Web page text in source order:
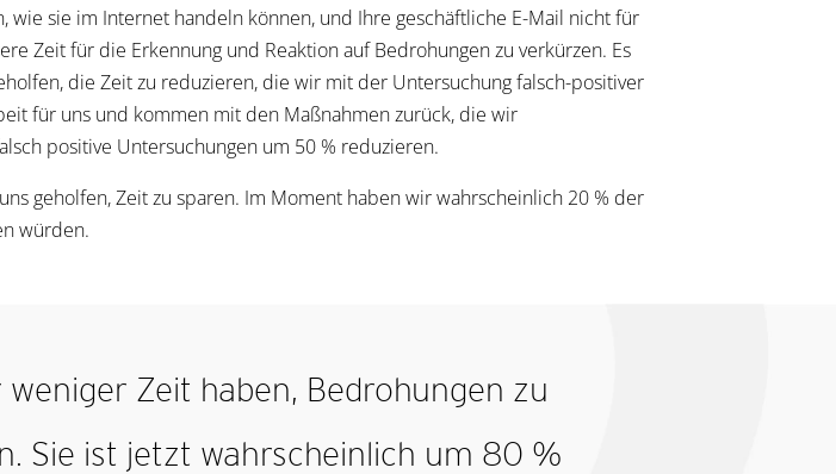
sie im Internet handeln können, und Ihre geschäftliche E-Mail nicht für
Zeit für die Erkennung und Reaktion auf Bedrohungen zu verkürzen. Es
die Zeit zu reduzieren, die wir mit der Untersuchung falsch-positiver
für uns und kommen mit den Maßnahmen zurück, die wir
positive Untersuchungen um 50 % reduzieren.
geholfen, Zeit zu sparen. Im Moment haben wir wahrscheinlich 20 % der
würden.
Zeit haben, Bedrohungen zu
Sie ist jetzt wahrscheinlich um 80 %